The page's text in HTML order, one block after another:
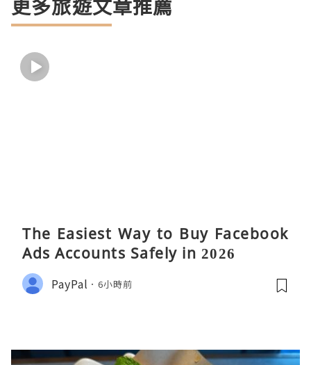
更多旅遊文章推薦
The Easiest Way to Buy Facebook
Ads Accounts Safely in 2026
PayPal 6小時前